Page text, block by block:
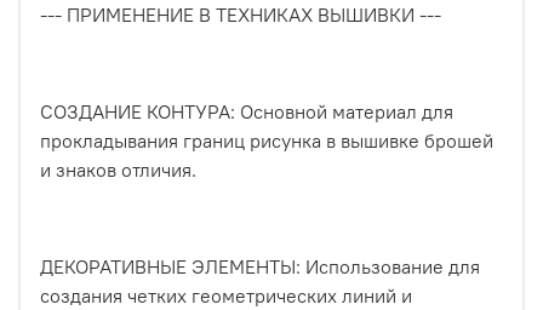
--- ПРИМЕНЕНИЕ В ТЕХНИКАХ ВЫШИВКИ ---
СОЗДАНИЕ КОНТУРА: Основной материал для
прокладывания границ рисунка в вышивке брошей
и знаков отличия.
ДЕКОРАТИВНЫЕ ЭЛЕМЕНТЫ: Использование для
создания четких геометрических линий и